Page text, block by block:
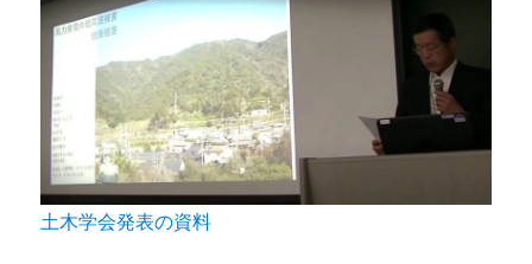
土木学会発表の資料